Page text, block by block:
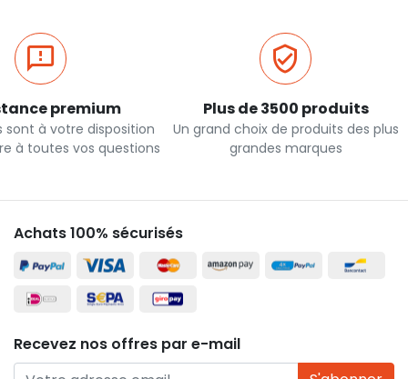
premium
sont à votre disposition
à toutes vos questions
Plus de 3500 produits
Un grand choix de produits des plus
grandes marques
Achats 100% sécurisés
Recevez nos offres par e-mail